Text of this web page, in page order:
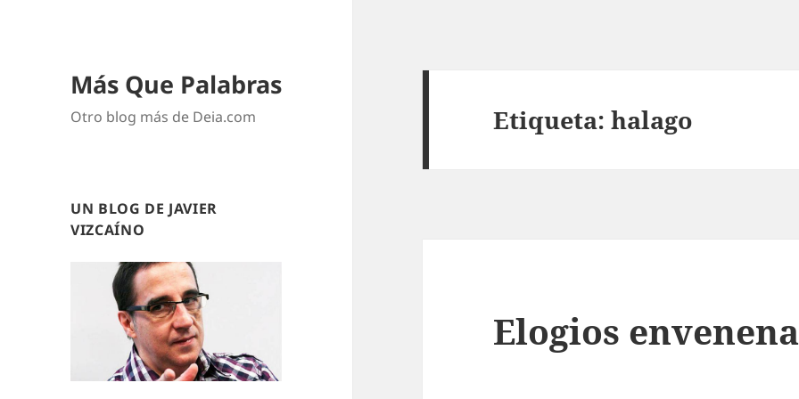
Más Que Palabras
Otro blog más de Deia.com
UN BLOG DE JAVIER
VIZCAÍNO
Etiqueta:halago
Elogios